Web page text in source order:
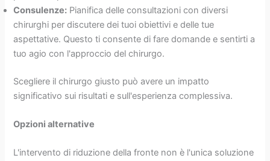
Consulenze: Pianifica delle consultazioni con diversi
chirurghi per discutere dei tuoi obiettivi e delle tue
aspettative. Questo ti consente di fare domande e sentirti a
tuo agio con l'approccio del chirurgo.
Scegliere il chirurgo giusto può avere un impatto
significativo sui risultati e sull'esperienza complessiva.
Opzioni alternative
L'intervento di riduzione della fronte non è l'unica soluzione